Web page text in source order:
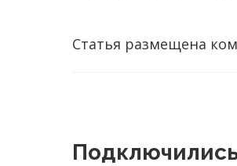
Статья размещена